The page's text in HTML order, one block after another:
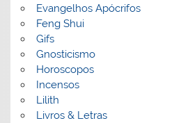
Evangelhos Apócrifos
Feng Shui
Gifs
Gnosticismo
Horoscopos
Incensos
Lilith
Livros & Letras